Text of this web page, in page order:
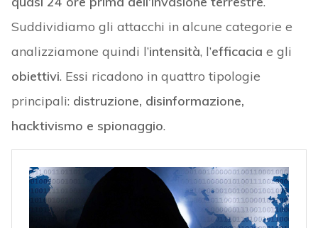
Suddividiamo gli attacchi in alcune categorie e
analizziamone quindi l’intensità, l’efficacia e gli
obiettivi. Essi ricadono in quattro tipologie
principali: distruzione, disinformazione,
hacktivismo e spionaggio.